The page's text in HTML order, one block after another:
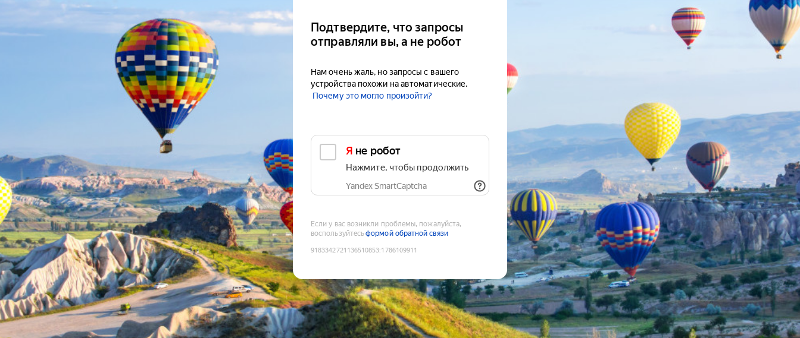
Подтвердите, что запросы
отправляли вы, а не робот
Нам очень жаль, но запросы с вашего
устройства похожи на автоматические.
Почему это могло произойти?
Я не робот
Нажмите, чтобы продолжить
Yandex SmartCaptcha
Если у вас возникли проблемы, пожалуйста,
воспользуйтесьформой обратной связи
9183342721136510853:1786109911